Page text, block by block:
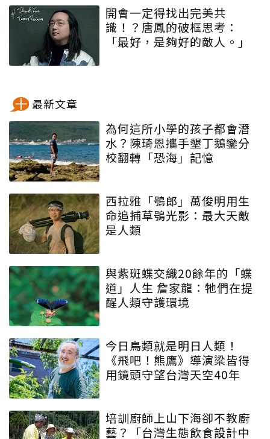
開會一定得找出完美共
識！？唐鳳的破框思考：
「最好，是夠好的敵人。」
最新文章
為何這所小學的孩子都會潛
水？陳琦恩攜手墾丁鵝鑾分
校翻轉「恐海」記憶
西拉雅「鴞郎」萬俊明用生
命追捕草鴞光影：最大天敵
是人類
與紫斑蝶交織20餘年的「蝶
道」人生 詹家龍：牠們在提
醒人類守護環境
今日鳥類就是明日人類！
《飛吧！熊鷹》導演梁皆得
用鏡頭守望台灣天空40年
培訓廚師上山下海卻不教廚
藝？「台灣生態飲食設計中